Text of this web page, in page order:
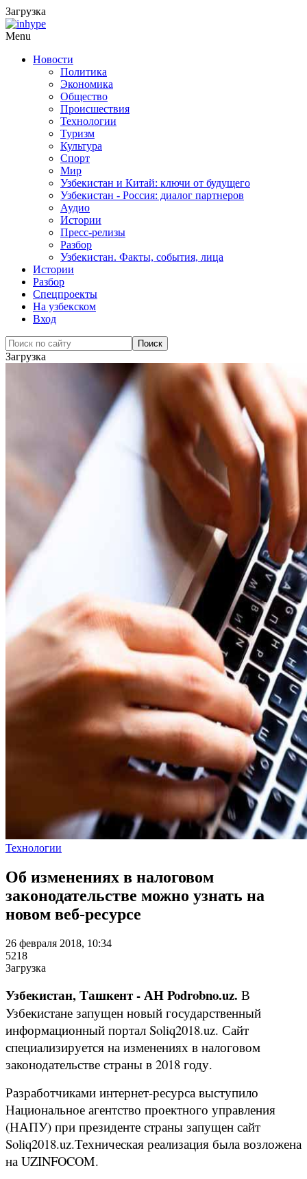
Загрузка
Menu
Новости
Политика
Экономика
Общество
Происшествия
Технологии
Туризм
Культура
Спорт
Мир
Узбекистан и Китай: ключи от будущего
Узбекистан - Россия: диалог партнеров
Аудио
Истории
Пресс-релизы
Разбор
Узбекистан. Факты, события, лица
Истории
Разбор
Спецпроекты
На узбекском
Вход
Загрузка
Технологии
Об изменениях в налоговом
законодательстве можно узнать на
новом веб-ресурсе
26 февраля 2018, 10:34
5218
Загрузка
Узбекистан, Ташкент - АН Podrobno.uz. В
Узбекистане запущен новый государственный
информационный портал Soliq2018.uz. Сайт
специализируется на изменениях в налоговом
законодательстве страны в 2018 году.
Разработчиками интернет-ресурса выступило
Национальное агентство проектного управления
(НАПУ) при президенте страны запущен сайт
Soliq2018.uz.Техническая реализация была возложена
на UZINFOCOM.